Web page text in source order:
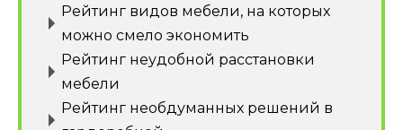
Рейтинг видов мебели, на которых
можно смело экономить
Рейтинг неудобной расстановки
мебели
Рейтинг необдуманных решений в